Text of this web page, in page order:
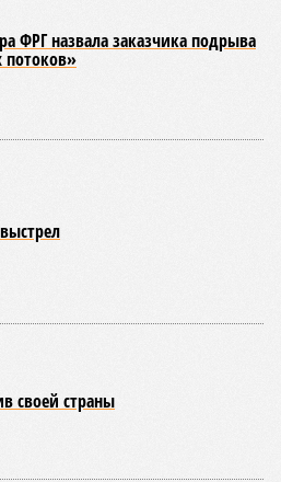
ФРГ назвала заказчика подрыва
потоков»
своей страны